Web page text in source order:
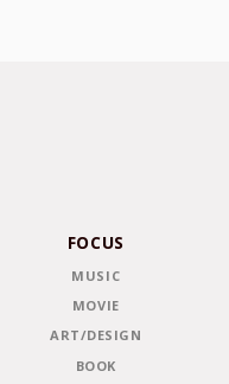
FOCUS
MUSIC
MOVIE
ART/DESIGN
BOOK